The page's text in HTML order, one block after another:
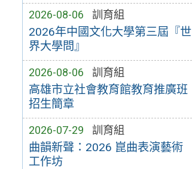
2026-08-06 訓育組
2026年中國文化大學第三屆『世
界大學問』
2026-08-06 訓育組
高雄市立社會教育館教育推廣班
招生簡章
2026-07-29 訓育組
曲韻新聲：2026 崑曲表演藝術
工作坊